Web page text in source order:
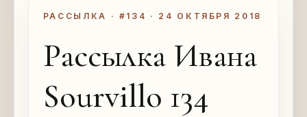
РАССЫЛКА · #134 · 24 ОКТЯБРЯ 2018
Рассылка Ивана
Sourvillo 134